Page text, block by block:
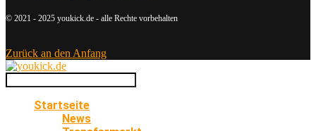
© 2021 - 2025 youkick.de - alle Rechte vorbehalten
Zurück an den Anfang
Startseite
News